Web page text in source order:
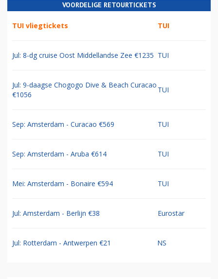
VOORDELIGE RETOURTICKETS
TUI vliegtickets TUI
Jul: 8-dg cruise Oost Middellandse Zee €1235 TUI
Jul: 9-daagse Chogogo Dive & Beach Curacao
€1056
TUI
Sep: Amsterdam - Curacao €569 TUI
Sep: Amsterdam - Aruba €614 TUI
Mei: Amsterdam - Bonaire €594 TUI
Jul: Amsterdam - Berlijn €38 Eurostar
Jul: Rotterdam - Antwerpen €21 NS